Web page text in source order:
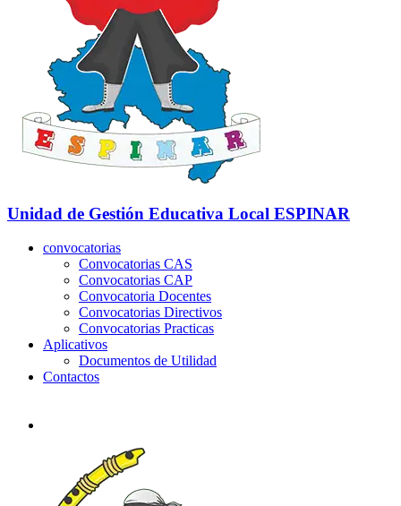
Unidad de Gestión Educativa Local ESPINAR
convocatorias
Convocatorias CAS
Convocatorias CAP
Convocatoria Docentes
Convocatorias Directivos
Convocatorias Practicas
Aplicativos
Documentos de Utilidad
Contactos